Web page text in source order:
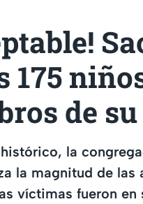
175
de
histórico, la
la magnitud de
víctimas fueron